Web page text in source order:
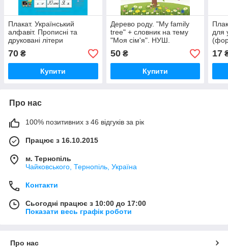
Плакат. Український
алфавіт. Прописні та
друковані літери
70 ₴
Купити
Дерево роду. "My family
tree" + словник на тему
"Моя сім'я". НУШ.
50₴
Купити
для
17
Про нас
100% позитивних з 46 відгуків за рік
Працює з 16.10.2015
м. Тернопіль
Чайковського, Тернопіль, Україна
Контакти
Сьогодні працює з 10:00 до 17:00
Показати весь графік роботи
Про нас